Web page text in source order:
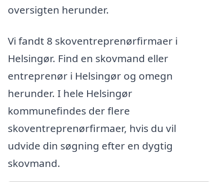
oversigten herunder.
Vi fandt 8 skoventreprenørfirmaer i
Helsingør. Find en skovmand eller
entreprenør i Helsingør og omegn
herunder. I hele Helsingør
kommunefindes der flere
skoventreprenørfirmaer, hvis du vil
udvide din søgning efter en dygtig
skovmand.